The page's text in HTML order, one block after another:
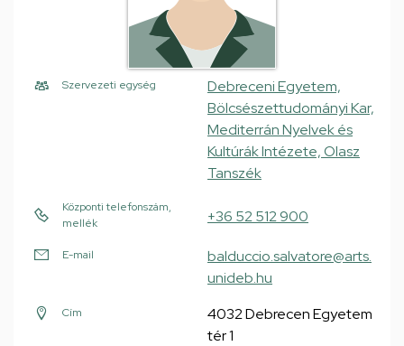
Szervezeti egység
Debreceni Egyetem,
Bölcsészettudományi Kar,
Mediterrán Nyelvek és
Kultúrák Intézete, Olasz
Tanszék
Központi telefonszám,
mellék
+36 52 512 900
E-mail
balduccio.salvatore@arts.
unideb.hu
Cím
4032 Debrecen Egyetem
tér 1